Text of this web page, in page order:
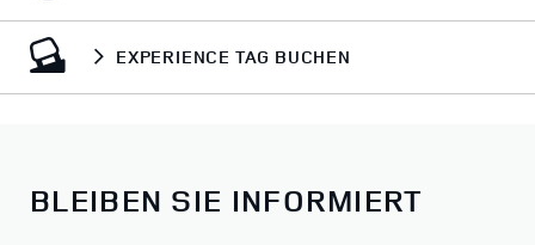
EXPERIENCE TAG BUCHEN
BLEIBEN SIE INFORMIERT